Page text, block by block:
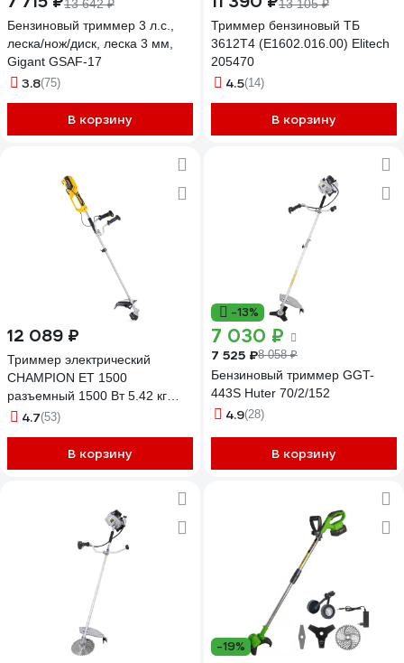
13 642 ₽
Бензиновый триммер 3 л.с.,
леска/нож/диск, леска 3 мм,
Gigant GSAF-17
3.8(75)
В корзину
13 105 ₽
Триммер бензиновый ТБ
3612T4 (E1602.016.00) Elitech
205470
4.5(14)
В корзину
12 089 ₽
Триммер электрический
CHAMPION ET 1500
разъемный 1500 Вт 5.42 кг
корд 2.2 мм 430 мм + нож
4.7(53)
В корзину
-13%
7 030 ₽
7 525 ₽8 058 ₽
Бензиновый триммер GGT-
443S Huter 70/2/152
4.9(28)
В корзину
-19%